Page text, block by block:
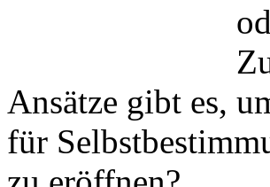
Ansätze gibt es,
für